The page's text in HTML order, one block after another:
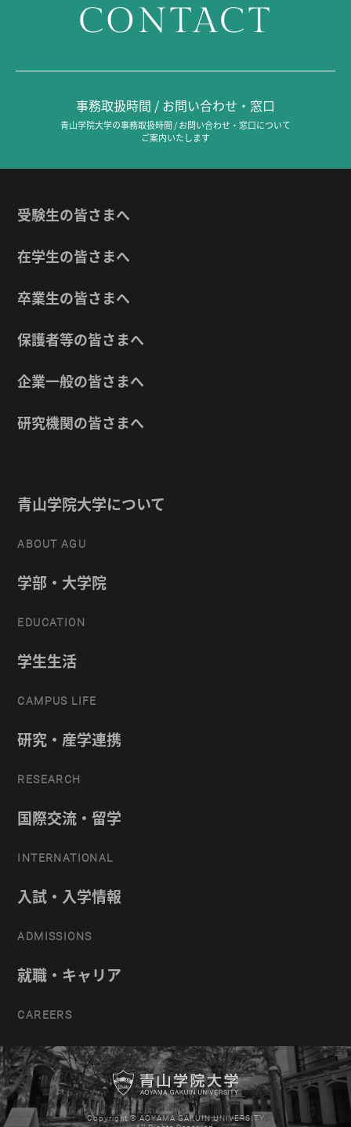
CONTACT
事務取扱時間 / お問い合わせ・窓口
青山学院大学の事務取扱時間 / お問い合わせ・窓口について
ご案内いたします
受験生の皆さまへ
在学生の皆さまへ
卒業生の皆さまへ
保護者等の皆さまへ
企業一般の皆さまへ
研究機関の皆さまへ
青山学院大学について
ABOUT AGU
学部・大学院
EDUCATION
学生生活
CAMPUS LIFE
研究・産学連携
RESEARCH
国際交流・留学
INTERNATIONAL
入試・入学情報
ADMISSIONS
就職・キャリア
CAREERS
Copyright © AOYAMA GAKUIN UNIVERSITY